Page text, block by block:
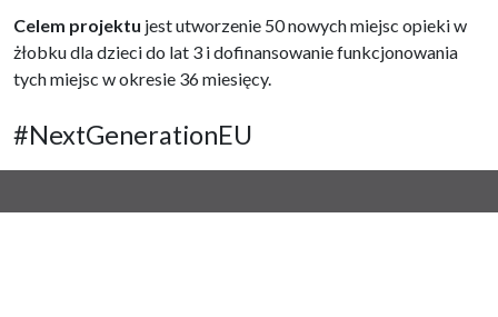
Celem projektu jest utworzenie 50 nowych miejsc opieki w
żłobku dla dzieci do lat 3 i dofinansowanie funkcjonowania
tych miejsc w okresie 36 miesięcy.
#NextGenerationEU